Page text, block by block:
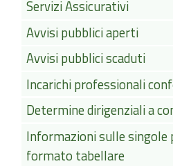
Servizi Assicurativi
Avvisi pubblici aperti
Avvisi pubblici scaduti
Incarichi professionali
Determine dirigenziali a
Informazioni sulle singole
formato tabellare